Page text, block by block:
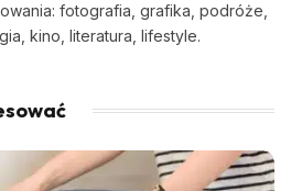
fotografia, grafika, podróże,
kino, literatura, lifestyle.